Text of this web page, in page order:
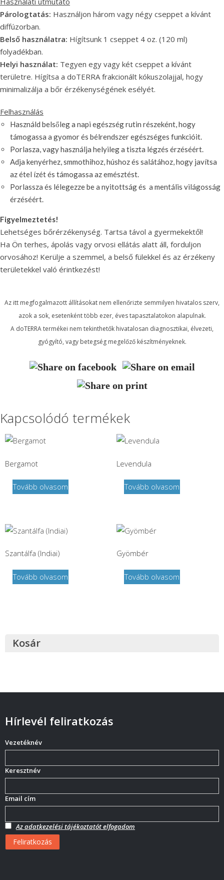
Párologtatás: Használjon három vagy négy cseppet a kívánt
diffúzorban.
Belső használatra: Hígítsunk 1 cseppet 4 oz. (120 ml)
folyadékban.
Helyi használat: Tegyen egy vagy két cseppet a kívánt
területre. Hígítsa a doTERRA frakcionált kókuszolajjal, hogy
minimalizálja a bőr érzékenységének esélyét.
Felhasználás
Használd belsőleg a napi egészség rutin részeként, hogy
támogassa a gyomor és bélrendszer egészséges funkcióit.
Porlasza, vagy használja helyileg a tiszta légzés érzéséért.
Adja kenyérhez, smmothihoz, húshoz és salátához, hogy javítsa
az étel ízét és támogassa az emésztést.
Porlassza és lélegezze be a nyitottság és a mentális világosság
érzéséért.
Figyelmeztetés!
Lehetséges bőrérzékenység. Tartsa távol a gyermekektől!
Ha Ön terhes, ápolás vagy orvosi ellátás alatt áll, forduljon
orvosához! Kerülje a szemmel, a belső fülekkel és az érzékeny
területekkel való érintkezést!
Az itt megfogalmazott állításokat nem ellenőrizte semmilyen hivatalos szerv,
azok a sok, esetenként több ezer, éves tapasztalatokon alapulnak.
A doTERRA termékei nem tekinthetők hivatalosan diagnosztikai, élvezeti,
gyógyító, vagy betegség megelőző készítményeknek.
Kapcsolódó termékek
Bergamot
Tovább olvasom
Levendula
Tovább olvasom
Szantálfa (Indiai)
Tovább olvasom
Gyömbér
Tovább olvasom
Kosár
Hírlevél feliratkozás
Vezetéknév
Keresztnév
Email cím
Az adatkezelési tájékoztatót elfogadom